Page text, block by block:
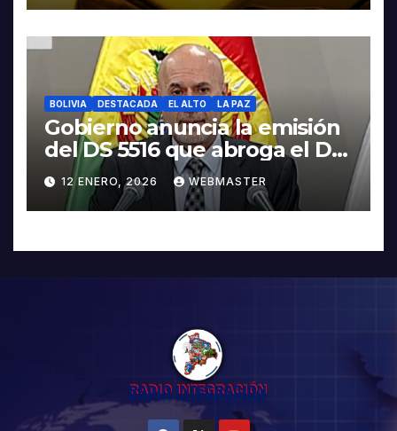
BOLIVIA DESTACADA EL ALTO LA PAZ
Gobierno anuncia la emisión
del DS 5516 que abroga el DS
5503
12 ENERO, 2026 WEBMASTER